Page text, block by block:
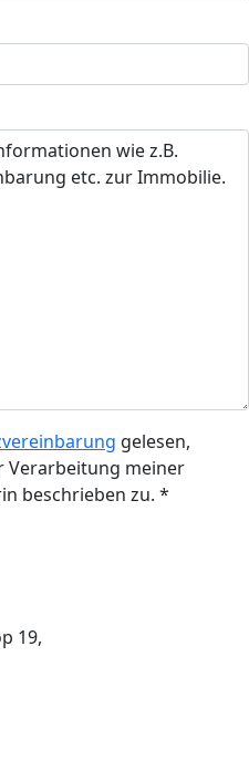
gelesen,
Verarbeitung meiner
beschrieben zu. *
19,